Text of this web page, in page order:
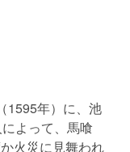
1595年）に、池
よって、馬喰
火災に見舞われ